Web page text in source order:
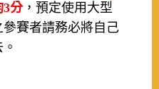
3分，預定使用大型
賽者請務必將自己